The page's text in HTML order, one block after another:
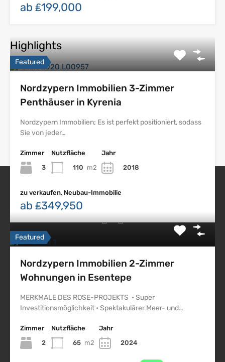
ab ₤199,000
Highlights
Featured
Nordzypern Immobilien 3-Zimmer
Penthäuser in Kyrenia
Nordzypern Immobilien; Es ist perfekt positioniert, sodass
Sie von jeder…
Zimmer
3
Nutzfläche
110 m2
Jahr
2018
zu verkaufen, Neubau-Immobilie
ab ₤349,950
Featured
Nordzypern Immobilien 2-Zimmer
Wohnungen in Esentepe
MERKMALE DES ROSE-PROJEKTS • Super
Investitionsmöglichkeit • Spektakulärer Meer- und…
Zimmer
2
Nutzfläche
65 m2
Jahr
2024
Nordzypern Immobilien
Datenschutz
Northskyproperty
Erdem Citil